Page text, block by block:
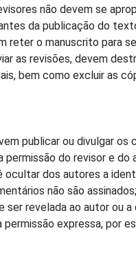
não devem se
da publicação do
reter o manuscrito para
as revisões, devem
bem como excluir as
publicar ou divulgar os
permissão do revisor e do
ocultar dos autores a
não são
ser revelada ao autor ou a
permissão expressa, por